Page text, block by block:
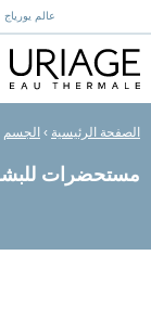
عالم يورياج
الصفحة الرئيسية › الجسم
مستحضرات